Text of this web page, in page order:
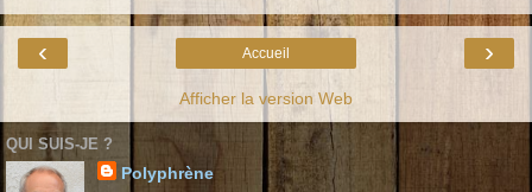
‹ ›
Accueil
Afficher la version Web
QUI SUIS-JE ?
Polyphrène